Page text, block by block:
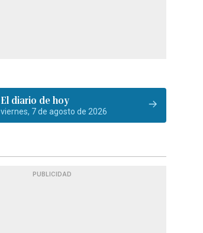
El diario de hoy
viernes, 7 de agosto de 2026
PUBLICIDAD